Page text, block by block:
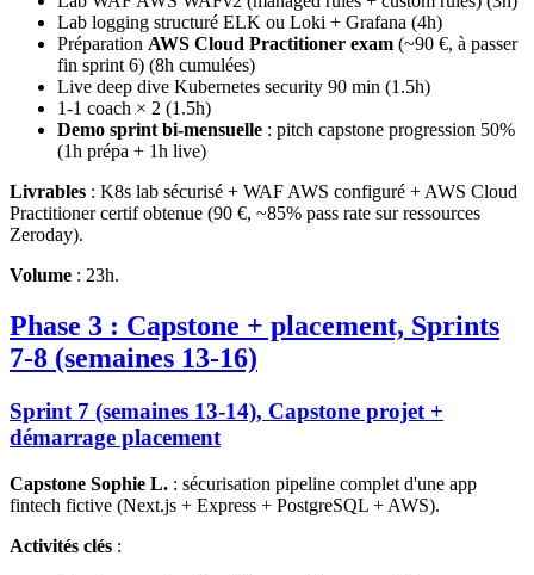
Lab logging structuré ELK ou Loki + Grafana (4h)
Préparation AWS Cloud Practitioner exam (~90 €, à passer
fin sprint 6) (8h cumulées)
Live deep dive Kubernetes security 90 min (1.5h)
1-1 coach × 2 (1.5h)
Demo sprint bi-mensuelle : pitch capstone progression 50%
(1h prépa + 1h live)
Livrables : K8s lab sécurisé + WAF AWS configuré + AWS Cloud
Practitioner certif obtenue (90 €, ~85% pass rate sur ressources
Zeroday).
Volume : 23h.
Phase 3 : Capstone + placement, Sprints
7-8 (semaines 13-16)
Sprint 7 (semaines 13-14), Capstone projet +
démarrage placement
Capstone Sophie L. : sécurisation pipeline complet d'une app
fintech fictive (Next.js + Express + PostgreSQL + AWS).
Activités clés :